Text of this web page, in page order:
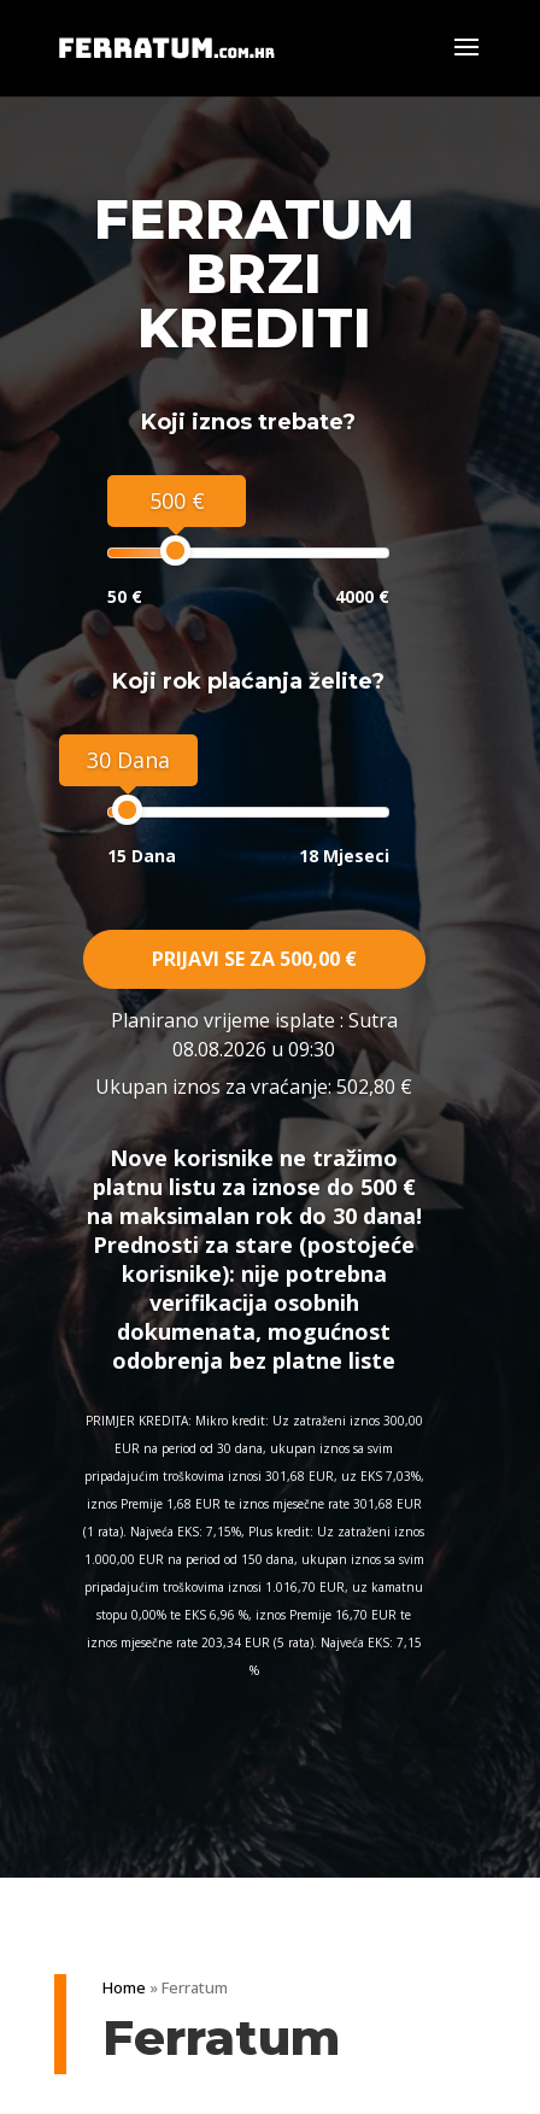
FERRATUM
BRZI
KREDITI
Koji iznos trebate?
500 €
50 € 4000 €
Koji rok plaćanja želite?
30 Dana
15 Dana 18 Mjeseci
PRIJAVI SE ZA 500,00 €
Planirano vrijeme isplate : Sutra
08.08.2026 u 09:30
Ukupan iznos za vraćanje:502,80 €
Nove korisnike ne tražimo
platnu listu za iznose do 500 €
na maksimalan rok do 30 dana!
Prednosti za stare (postojeće
korisnike): nije potrebna
verifikacija osobnih
dokumenata, mogućnost
odobrenja bez platne liste
PRIMJER KREDITA: Mikro kredit: Uz zatraženi iznos 300,00
EUR na period od 30 dana, ukupan iznos sa svim
pripadajućim troškovima iznosi 301,68 EUR, uz EKS 7,03%,
iznos Premije 1,68 EUR te iznos mjesečne rate 301,68 EUR
(1 rata). Najveća EKS: 7,15%, Plus kredit: Uz zatraženi iznos
1.000,00 EUR na period od 150 dana, ukupan iznos sa svim
pripadajućim troškovima iznosi 1.016,70 EUR, uz kamatnu
stopu 0,00% te EKS 6,96 %, iznos Premije 16,70 EUR te
iznos mjesečne rate 203,34 EUR (5 rata). Najveća EKS: 7,15
%
Home »Ferratum
Ferratum